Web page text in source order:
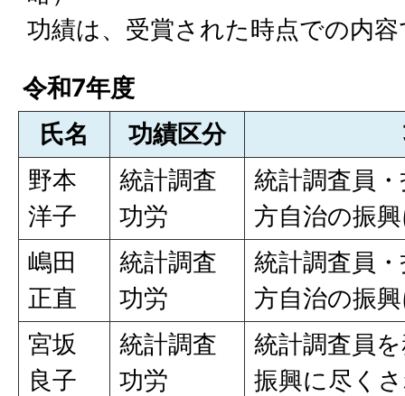
功績は、受賞された時点での内
令和7年度
氏名
功績区分
野本
洋子
統計調査
功労
統計調査員
方自治の振
嶋田
正直
統計調査
功労
統計調査員
方自治の振
宮坂
良子
統計調査
功労
統計調査員
振興に尽く